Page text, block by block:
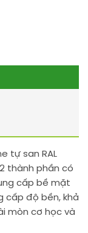
tự san RAL
2 thành phần có
cấp bề mặt
cấp độ bền, khả
mòn cơ học và